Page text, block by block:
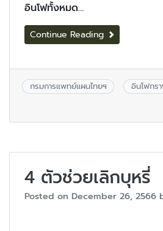
อินโฟทั้งหมด…
Continue Reading
กรมการแพทย์แผนไทยฯ
อินโฟกร
4 ตัวช่วยเลิกบุหรี่
Posted on December 26, 2566